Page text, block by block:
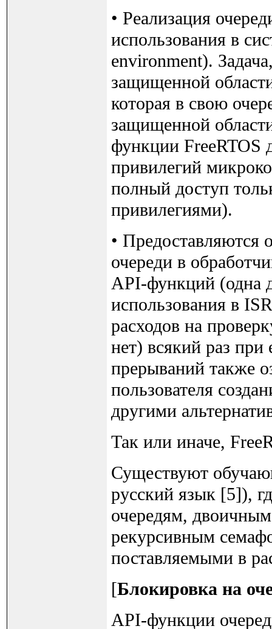
• Реализация
использования в
environment).
защищенной
которая в свою
защищенной
функции FreeRTOS
привилегий
полный доступ
привилегиями).
• Предоставляются
очереди в
API-функций (одна
использования в
расходов на
нет) всякий раз при
прерываний также
пользователя
другими
Так или иначе,
Существуют
русский язык [5]),
очередям,
рекурсивным
поставляемыми в
[Блокировка на
API-функции